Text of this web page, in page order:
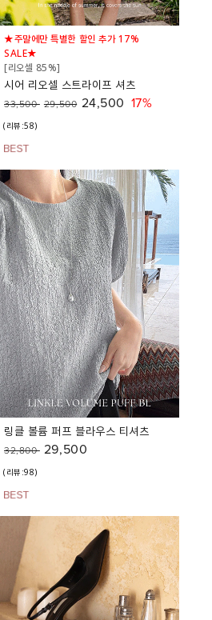
★주말에만 특별한 할인 추가 17%
SALE★
[리오셀 85%]
시어 리오셀 스트라이프 셔츠
33,500 29,500 24,500 17%
(리뷰:58)
링클 볼륨 퍼프 블라우스 티셔츠
32,800 29,500
(리뷰:98)